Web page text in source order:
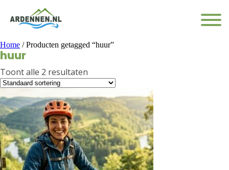
Home / Producten getagged “huur”
huur
Toont alle 2 resultaten